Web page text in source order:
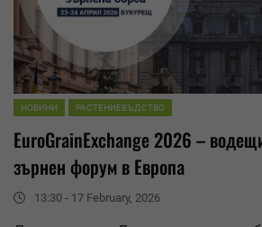
НОВИНИ РАСТЕНИЕВЪДСТВО
EuroGrainExchange 2026 –
зърнен форум в Европа
13:30 - 17 February, 2026